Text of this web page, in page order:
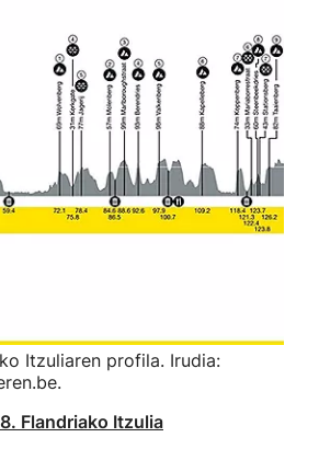
Itzuliaren profila. Irudia:
Flandriako Itzulia